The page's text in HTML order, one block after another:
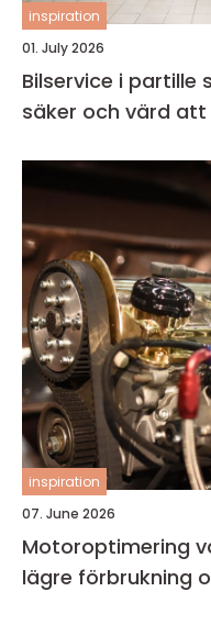
inspiration
01. July 2026
Bilservice i partille så håller du bilen trygg,
säker och värd
inspiration
07. June 2026
Motoroptimering
lägre förbrukning